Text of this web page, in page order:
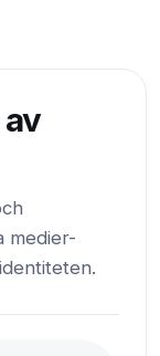
medier-